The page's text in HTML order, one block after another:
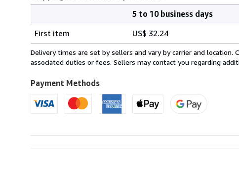
rates
from
Italy
U.S.A.
5 to 10 business days
First item
US$ 32.24
Delivery times are set by sellers and vary by carrier and
associated duties or fees. Sellers may contact you regarding
Payment Methods